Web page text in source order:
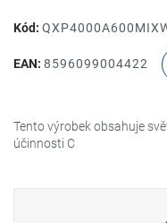
Kód:
EAN: 8596099004422
Tento výrobek obsahuje
účinnosti C